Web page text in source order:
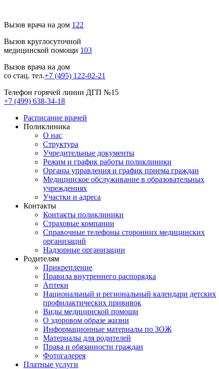
Вызов врача на дом 122
Вызов круглосуточной
медицинской помощи 103
Вызов врача на дом
со стац. тел.+7 (495) 122-02-21
Телефон горячей линии ДГП №15
+7 (499) 638-34-18
Расписание врачей
Поликлиника
О нас
Структура
Учредительные документы
Режим и график работы поликлиники
Органы управления и график приема граждан
Медицинское обслуживание в образовательных
учреждениях
Участки и адреса
Контакты
Контакты поликлиники
Страховые компании
Справочные телефоны сторонних медицинских
организаций
Надзорные организации
Родителям
Прикрепление
Правила внутреннего распорядка
Аптеки
Национальный и региональный календари детских
профилактических прививок
Виды медицинской помощи
О здоровом образе жизни
Информационные материалы по ЗОЖ
Материалы для родителей
Права и обязанности граждан
Фотогалерея
Платные услуги